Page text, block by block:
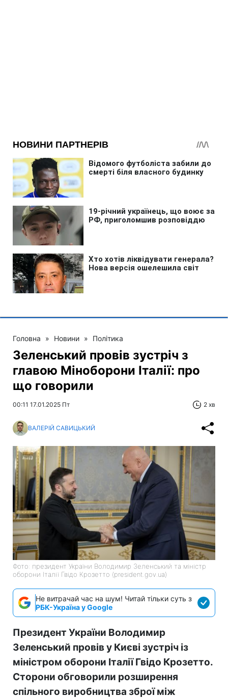
Головна » Новини » Політика
Зеленський провів зустріч з
главою Міноборони Італії: про
що говорили
00:11 17.01.2025 Пт 2 хв
ВАЛЕРІЙ САВИЦЬКИЙ
Фото: президент України Володимир Зеленський та міністр
оборони Італії Гвідо Крозетто (president.gov.ua)
Не витрачай час на шум! Читай тільки суть з
РБК-Україна у Google
Президент України Володимир
Зеленський провів у Києві зустріч із
міністром оборони Італії Гвідо Крозетто.
Сторони обговорили розширення
спільного виробництва зброї між